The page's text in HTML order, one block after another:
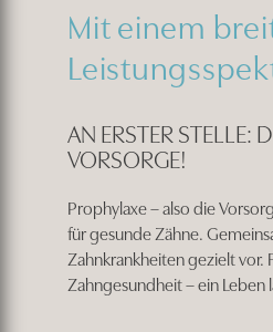
Mit einem
AN ERSTER STELLE:
VORSORGE!
Prophylaxe – also die
für gesunde Zähne.
Zahnkrankheiten gezielt vor.
Zahngesundheit – ein Leben